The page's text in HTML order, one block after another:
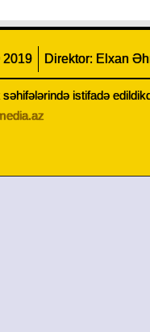
2019 Direktor: Elxan
istifadə